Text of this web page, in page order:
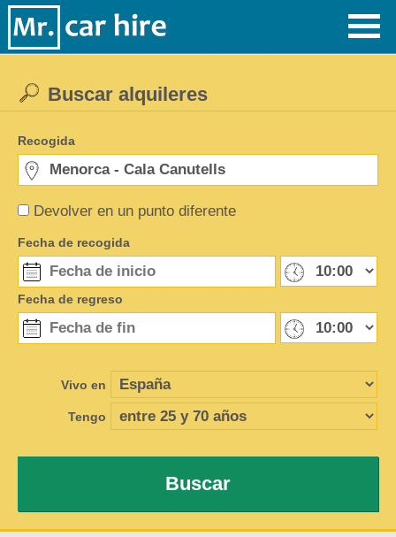
Devolver en un punto diferente
Buscar alquileres
Recogida
Fecha de recogida
Fecha de regreso
Vivo en
Tengo
Buscar